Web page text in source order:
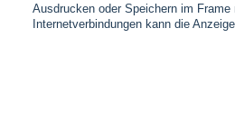
Ausdrucken oder Speichern im
Internetverbindungen kann die